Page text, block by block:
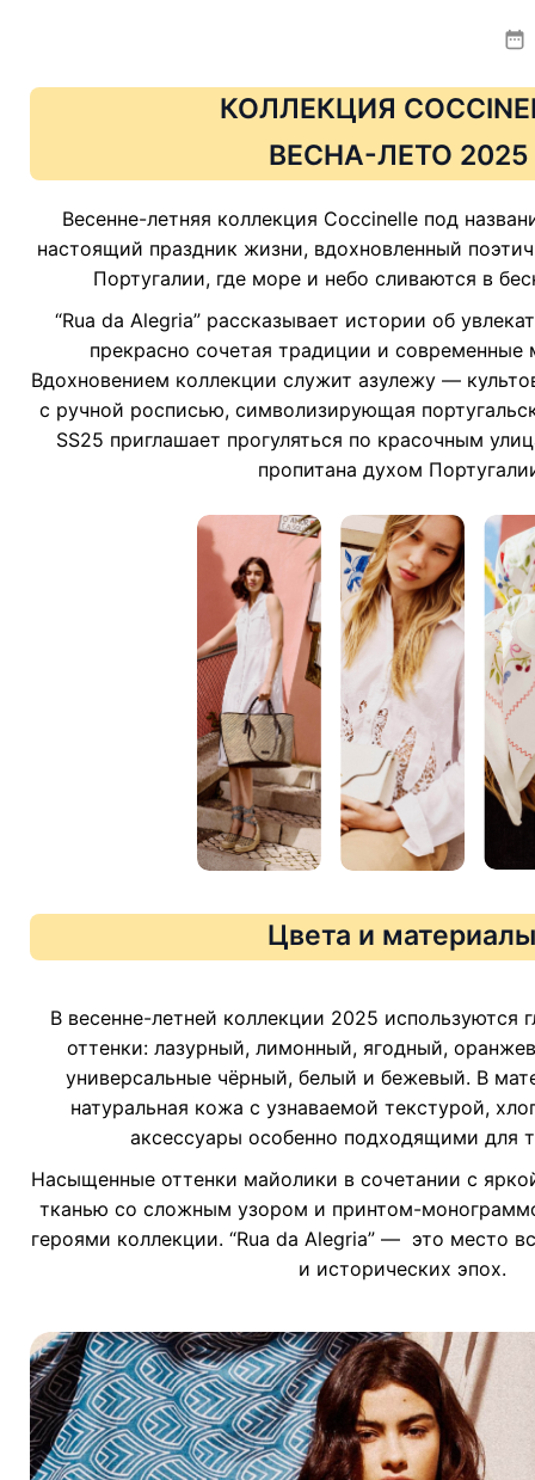
КОЛЛЕКЦИЯ
ВЕСНА-ЛЕТО 2025
Весенне-летняя коллекция Coccinelle под
настоящий праздник жизни, вдохновленный
Португалии, где море и небо сливаются в
“Rua da Alegria” рассказывает истории об
прекрасно сочетая традиции и современные
Вдохновением коллекции служит азулежу —
с ручной росписью, символизирующая
SS25 приглашает прогуляться по красочным
пропитана духом
Цвета и материалы
В весенне-летней коллекции 2025 используются
оттенки: лазурный, лимонный, ягодный,
универсальные чёрный, белый и бежевый. В
натуральная кожа с узнаваемой текстурой,
аксессуары особенно подходящими для
Насыщенные оттенки майолики в сочетании с
тканью со сложным узором и принтом-
героями коллекции. “Rua da Alegria” — это место
и исторических эпох.